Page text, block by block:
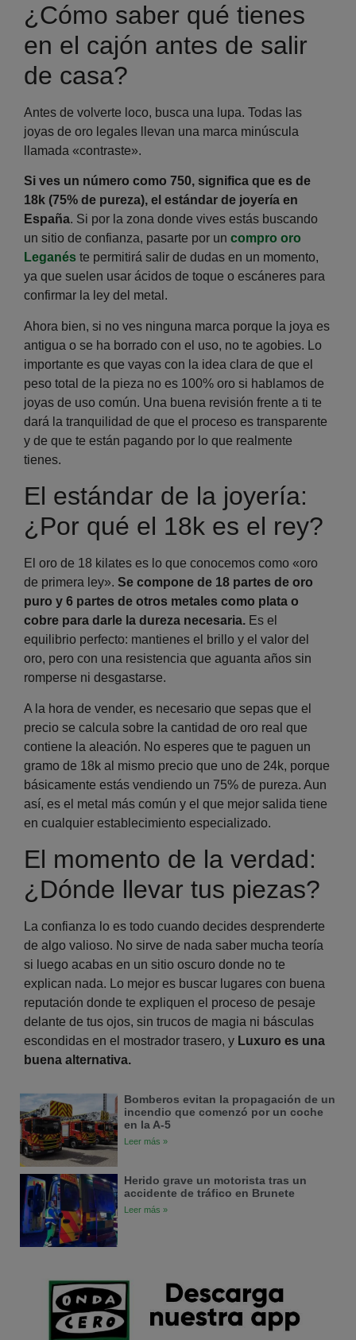
¿Cómo saber qué tienes
en el cajón antes de salir
de casa?
Antes de volverte loco, busca una lupa. Todas las
joyas de oro legales llevan una marca minúscula
llamada «contraste».
Si ves un número como 750, significa que es de
18k (75% de pureza), el estándar de joyería en
España. Si por la zona donde vives estás buscando
un sitio de confianza, pasarte por un compro oro
Leganés te permitirá salir de dudas en un momento,
ya que suelen usar ácidos de toque o escáneres para
confirmar la ley del metal.
Ahora bien, si no ves ninguna marca porque la joya es
antigua o se ha borrado con el uso, no te agobies. Lo
importante es que vayas con la idea clara de que el
peso total de la pieza no es 100% oro si hablamos de
joyas de uso común. Una buena revisión frente a ti te
dará la tranquilidad de que el proceso es transparente
y de que te están pagando por lo que realmente
tienes.
El estándar de la joyería:
¿Por qué el 18k es el rey?
El oro de 18 kilates es lo que conocemos como «oro
de primera ley». Se compone de 18 partes de oro
puro y 6 partes de otros metales como plata o
cobre para darle la dureza necesaria. Es el
equilibrio perfecto: mantienes el brillo y el valor del
oro, pero con una resistencia que aguanta años sin
romperse ni desgastarse.
A la hora de vender, es necesario que sepas que el
precio se calcula sobre la cantidad de oro real que
contiene la aleación. No esperes que te paguen un
gramo de 18k al mismo precio que uno de 24k, porque
básicamente estás vendiendo un 75% de pureza. Aun
así, es el metal más común y el que mejor salida tiene
en cualquier establecimiento especializado.
El momento de la verdad:
¿Dónde llevar tus piezas?
La confianza lo es todo cuando decides desprenderte
de algo valioso. No sirve de nada saber mucha teoría
si luego acabas en un sitio oscuro donde no te
explican nada. Lo mejor es buscar lugares con buena
reputación donde te expliquen el proceso de pesaje
delante de tus ojos, sin trucos de magia ni básculas
escondidas en el mostrador trasero, y Luxuro es una
buena alternativa.
Bomberos evitan la propagación de un
incendio que comenzó por un coche
en la A-5
Leer más »
Herido grave un motorista tras un
accidente de tráfico en Brunete
Leer más »